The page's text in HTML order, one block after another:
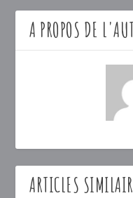
A PROPOS DE
ARTICLES